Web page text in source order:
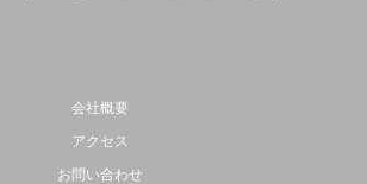
会社概要
アクセス
お問い合わせ